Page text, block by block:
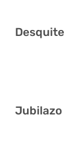
Desquite
Jubilazo